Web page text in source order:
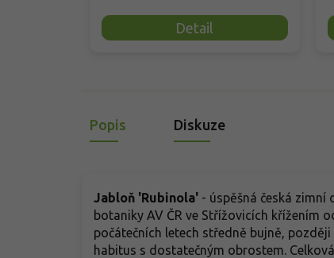
Detail
Popis Diskuze
Jabloň 'Rubinola' - úspěšná česká
botaniky AV ČR ve Střížovicích křížením
počátečních letech středně bujně,
habitus s dostatečným obrostem.